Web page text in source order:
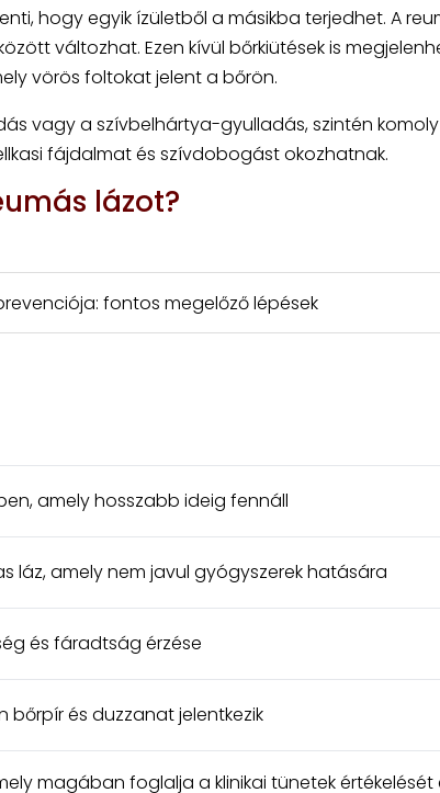
hogy egyik ízületből a másikba terjedhet. A
változhat. Ezen kívül bőrkiütések is
vörös foltokat jelent a bőrön.
vagy a szívbelhártya-gyulladás, szintén komoly
fájdalmat és szívdobogást okozhatnak.
lázot?
fontos megelőző lépések
amely hosszabb ideig fennáll
láz, amely nem javul gyógyszerek hatására
és fáradtság érzése
bőrpír és duzzanat jelentkezik
magában foglalja a klinikai tünetek értékelését